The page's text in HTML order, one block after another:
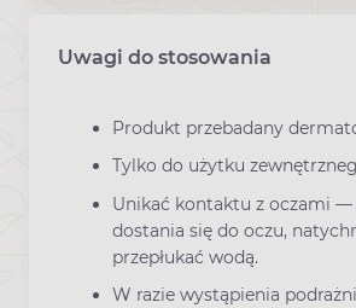
Uwagi do stosowania
Produkt przebadany
Tylko do użytku
Unikać kontaktu z oczami —
dostania się do oczu,
przepłukać wodą.
W razie wystąpienia